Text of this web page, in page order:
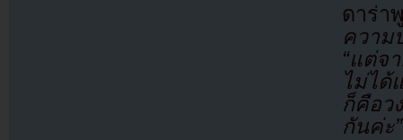
ดาร่
ความ
“แต่จ
ไม่ได้
ก็คือว
กันค่ะ”